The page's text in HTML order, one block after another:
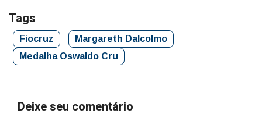
Tags
Fiocruz
Margareth Dalcolmo
Medalha Oswaldo Cru
Deixe seu comentário